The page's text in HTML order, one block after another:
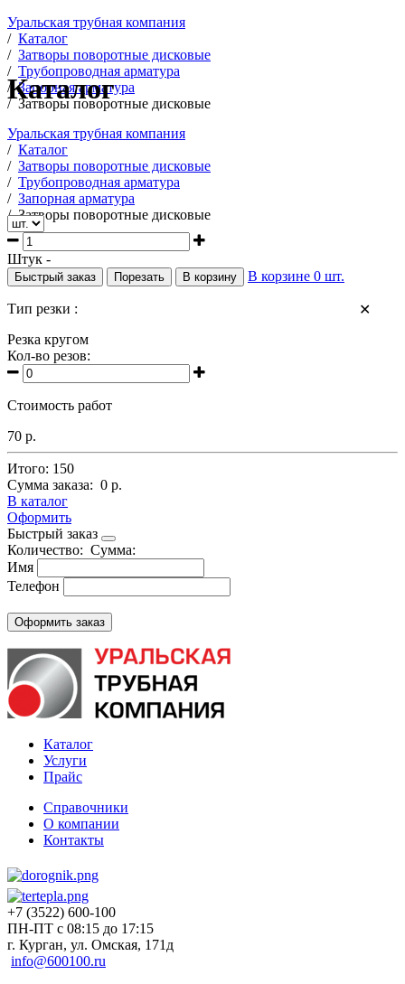
Уральская трубная компания
/ Каталог
/ Затворы поворотные дисковые
/ Трубопроводная арматура
/ Запорная арматура
/ Затворы поворотные дисковые
Каталог
Уральская трубная компания
/ Каталог
/ Затворы поворотные дисковые
/ Трубопроводная арматура
/ Запорная арматура
/ Затворы поворотные дисковые
Штук -
Быстрый заказ Порезать В корзину В корзине 0 шт.
✕
Тип резки :
Резка кругом
Кол-во резов:
Стоимость работ
70 р.
Итого: 150
Сумма заказа: 0 р.
В каталог
Оформить
Быстрый заказ
Количество: Сумма:
Имя
Телефон
Каталог
Услуги
Прайс
Справочники
О компании
Контакты
+7 (3522) 600-100
ПН-ПТ с 08:15 до 17:15
г. Курган, ул. Омская, 171д
info@600100.ru